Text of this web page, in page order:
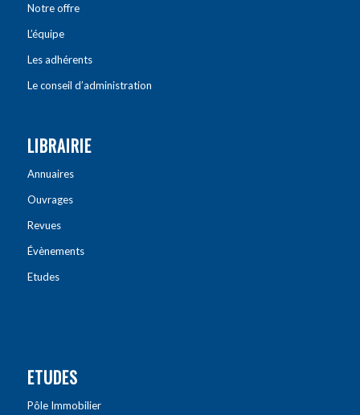
Notre offre
L’équipe
Les adhérents
Le conseil d’administration
LIBRAIRIE
Annuaires
Ouvrages
Revues
Évènements
Etudes
ETUDES
Pôle Immobilier